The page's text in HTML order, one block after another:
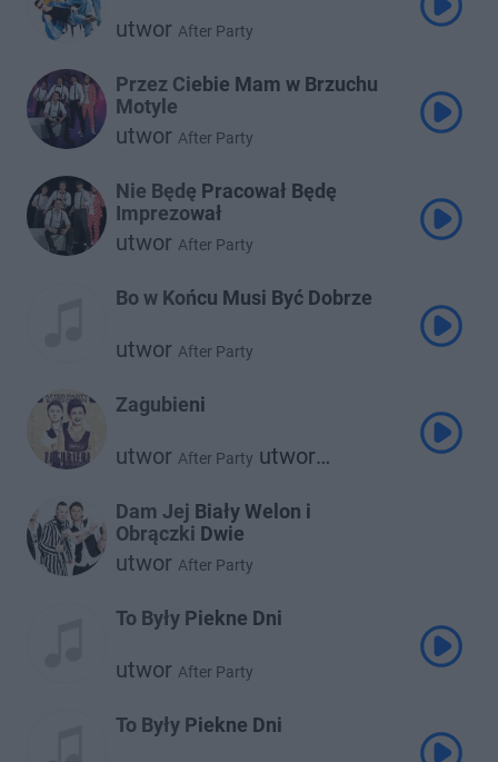
utwor After Party
Przez Ciebie Mam w Brzuchu
Motyle
utwor After Party
Nie Będę Pracował Będę
Imprezował
utwor After Party
Bo w Końcu Musi Być Dobrze
utwor After Party
Zagubieni
utwor After Party utwor
Dam Jej Biały Welon i
Obrączki Dwie
utwor After Party
To Były Piekne Dni
utwor After Party
To Były Piekne Dni